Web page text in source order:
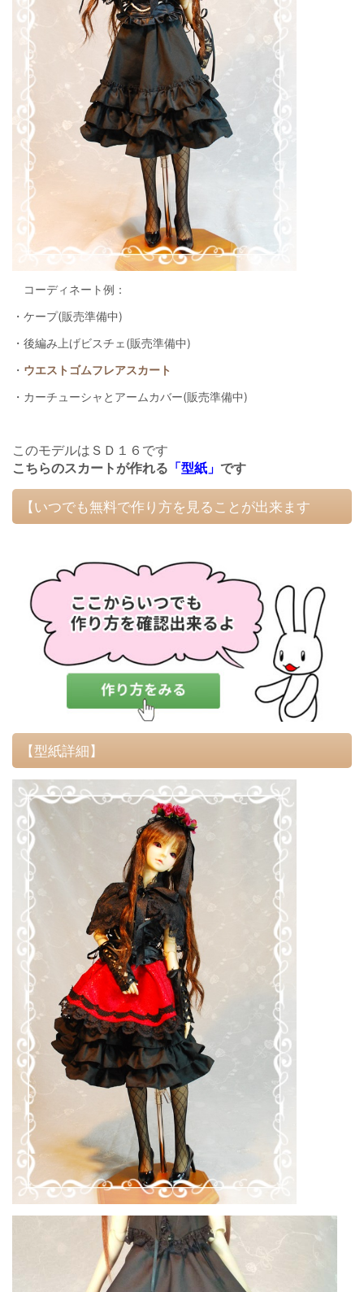
コーディネート例：
・ケープ(販売準備中)
・後編み上げビスチェ(販売準備中)
・ ウエストゴムフレアスカート
・カーチューシャとアームカバー(販売準備中)
このモデルはＳＤ１６です
こちらのスカート が作れる 「型紙」 です
【いつでも無料で作り方を見ることが出来ます
【型紙詳細】